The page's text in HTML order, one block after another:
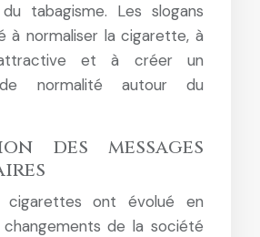
tabagisme. Les slogans
à normaliser la cigarette, à
et à créer un
normalité autour du
des messages
cigarettes ont évolué en
de la société